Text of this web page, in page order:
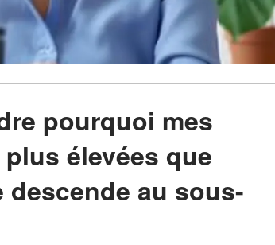
pourquoi mes
élevées que
au sous-